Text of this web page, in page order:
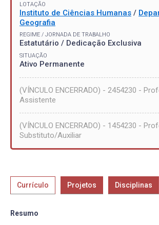
LOTAÇÃO
Instituto de Ciências Humanas /
Geografia
REGIME / JORNADA DE TRABALHO
Estatutário / Dedicação Exclusiva
SITUAÇÃO
Ativo Permanente
(VÍNCULO ENCERRADO) - 2454230 -
Assistente
(VÍNCULO ENCERRADO) - 1454230 -
Substituto/Auxiliar
Currículo Projetos Disciplinas
Resumo